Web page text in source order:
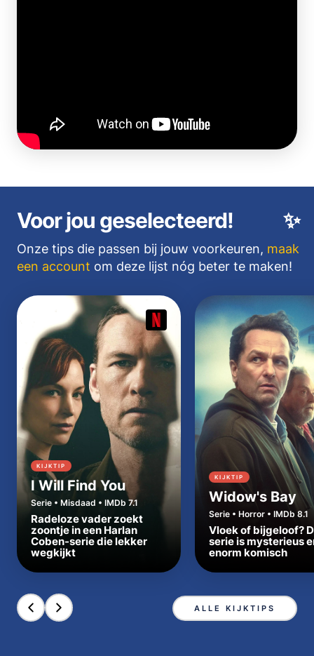
✨
Voor jou geselecteerd!
Onze tips die passen bij jouw voorkeuren, maak
een account om deze lijst nóg beter te maken!
KIJKTIP
I Will Find You
Serie • Misdaad • IMDb 7.1
Radeloze vader zoekt
zoontje in een Harlan
Coben-serie die lekker
wegkijkt
KIJKTIP
Widow's Bay
Serie • Horror • IMDb 8.1
Vloek of bijgeloof?
serie is mysterieus
enorm komisch
ALLE KIJKTIPS